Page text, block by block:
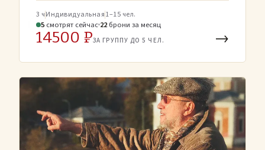
3 чИндивидуальная1–15 чел.
5 смотрят сейчас 22 брони за месяц
14500 ₽ЗА ГРУППУ ДО 5 ЧЕЛ. →